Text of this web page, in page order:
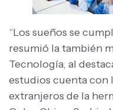
“Los sueños se
resumió la también
Tecnología, al
estudios cuenta
extranjeros de la